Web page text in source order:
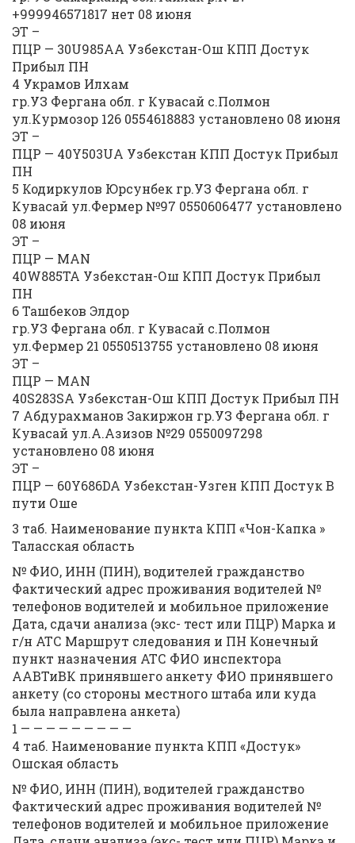
+999946571817 нет 08 июня
ЭТ –
ПЦР — 30U985AA Узбекстан-Ош КПП Достук
Прибыл ПН
4 Украмов Илхам
гр.УЗ Фергана обл. г Кувасай с.Полмон
ул.Курмозор 126 0554618883 установлено 08 июня
ЭТ –
ПЦР — 40Y503UA Узбекстан КПП Достук Прибыл
ПН
5 Кодиркулов Юрсунбек гр.УЗ Фергана обл. г
Кувасай ул.Фермер №97 0550606477 установлено
08 июня
ЭТ –
ПЦР — MAN
40W885TA Узбекстан-Ош КПП Достук Прибыл
ПН
6 Ташбеков Элдор
гр.УЗ Фергана обл. г Кувасай с.Полмон
ул.Фермер 21 0550513755 установлено 08 июня
ЭТ –
ПЦР — MAN
40S283SA Узбекстан-Ош КПП Достук Прибыл ПН
7 Абдурахманов Закиржон гр.УЗ Фергана обл. г
Кувасай ул.А.Азизов №29 0550097298
установлено 08 июня
ЭТ –
ПЦР — 60Y686DA Узбекстан-Узген КПП Достук В
пути Оше
3 таб. Наименование пункта КПП «Чон-Капка »
Таласская область
№ ФИО, ИНН (ПИН), водителей гражданство
Фактический адрес проживания водителей №
телефонов водителей и мобильное приложение
Дата, сдачи анализа (экс- тест или ПЦР) Марка и
г/н АТС Маршрут следования и ПН Конечный
пункт назначения АТС ФИО инспектора
ААВТиВК принявшего анкету ФИО принявшего
анкету (со стороны местного штаба или куда
была направлена анкета)
1 — — — — — — — — —
4 таб. Наименование пункта КПП «Достук»
Ошская область
№ ФИО, ИНН (ПИН), водителей гражданство
Фактический адрес проживания водителей №
телефонов водителей и мобильное приложение